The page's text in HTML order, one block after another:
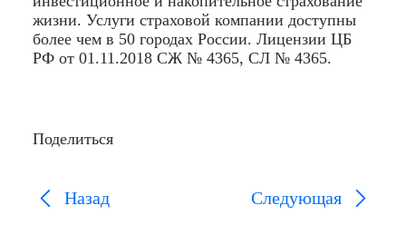
жизни. Услуги страховой компании доступны
более чем в 50 городах России. Лицензии ЦБ
РФ от 01.11.2018 СЖ № 4365, СЛ № 4365.
Поделиться
Назад Следующая